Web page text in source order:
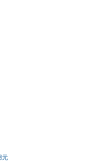
元